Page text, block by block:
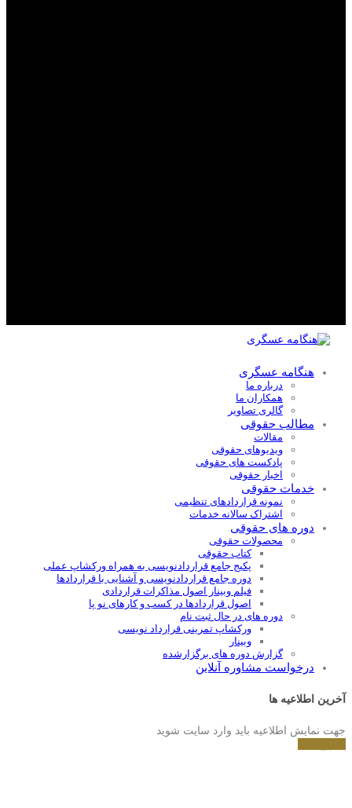
هنگامه عسگری
درباره ما
همکاران ما
گالری تصاویر
مطالب حقوقی
مقالات
ویدیوهای حقوقی
پادکست های حقوقی
اخبار حقوقی
خدمات حقوقی
نمونه قراردادهای تنظیمی
اشتراک سالانه خدمات
دوره های حقوقی
محصولات حقوقی
کتاب حقوقی
پکیج جامع قراردادنویسی به همراه ورکشاپ عملی
دوره جامع قراردادنويسی و آشنايی با قراردادها
فیلم وبینار اصول مذاکرات قراردادی
اصول قراردادها در کسب و کارهای نو پا
دوره های در حال ثبت نام
ورکشاپ تمرینی قرارداد نویسی
وبینار
گزارش دوره های برگزارشده
درخواست مشاوره آنلاین
آخرین اطلاعیه ها
جهت نمایش اطلاعیه باید وارد سایت شوید